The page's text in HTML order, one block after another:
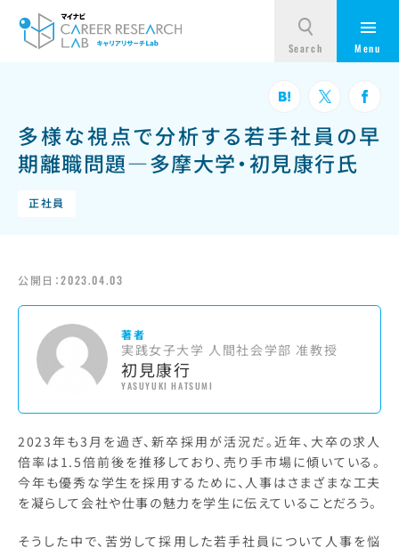
多様な視点で分析する若手社員の早
期離職問題—多摩大学・初見康行氏
正社員
公開日：2023.04.03
著者
実践女子大学 人間社会学部 准教授
初見康行
YASUYUKI HATSUMI
2023年も3月を過ぎ、新卒採用が活況だ。近年、大卒の求人
倍率は1.5倍前後を推移しており、売り手市場に傾いている。
今年も優秀な学生を採用するために、人事はさまざまな工夫
を凝らして会社や仕事の魅力を学生に伝えていることだろう。
そうした中で、苦労して採用した若手社員について人事を悩